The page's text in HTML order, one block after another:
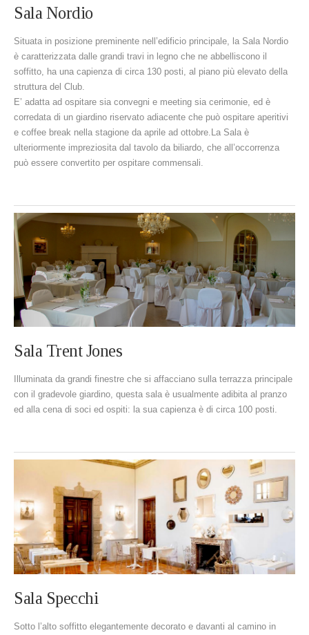
Sala Nordio
Situata in posizione preminente nell’edificio principale, la Sala Nordio
è caratterizzata dalle grandi travi in legno che ne abbelliscono il
soffitto, ha una capienza di circa 130 posti, al piano più elevato della
struttura del Club.
E’ adatta ad ospitare sia convegni e meeting sia cerimonie, ed è
corredata di un giardino riservato adiacente che può ospitare aperitivi
e coffee break nella stagione da aprile ad ottobre.La Sala è
ulteriormente impreziosita dal tavolo da biliardo, che all’occorrenza
può essere convertito per ospitare commensali.
Sala Trent Jones
Illuminata da grandi finestre che si affacciano sulla terrazza principale
con il gradevole giardino, questa sala è usualmente adibita al pranzo
ed alla cena di soci ed ospiti: la sua capienza è di circa 100 posti.
Sala Specchi
Sotto l’alto soffitto elegantemente decorato e davanti al camino in